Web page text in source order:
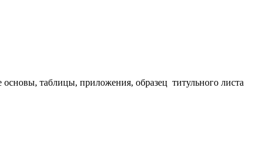
основы, таблицы, приложения, образец титульного листа